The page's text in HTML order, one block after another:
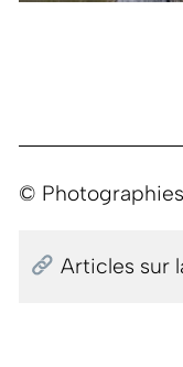
©
Articles sur